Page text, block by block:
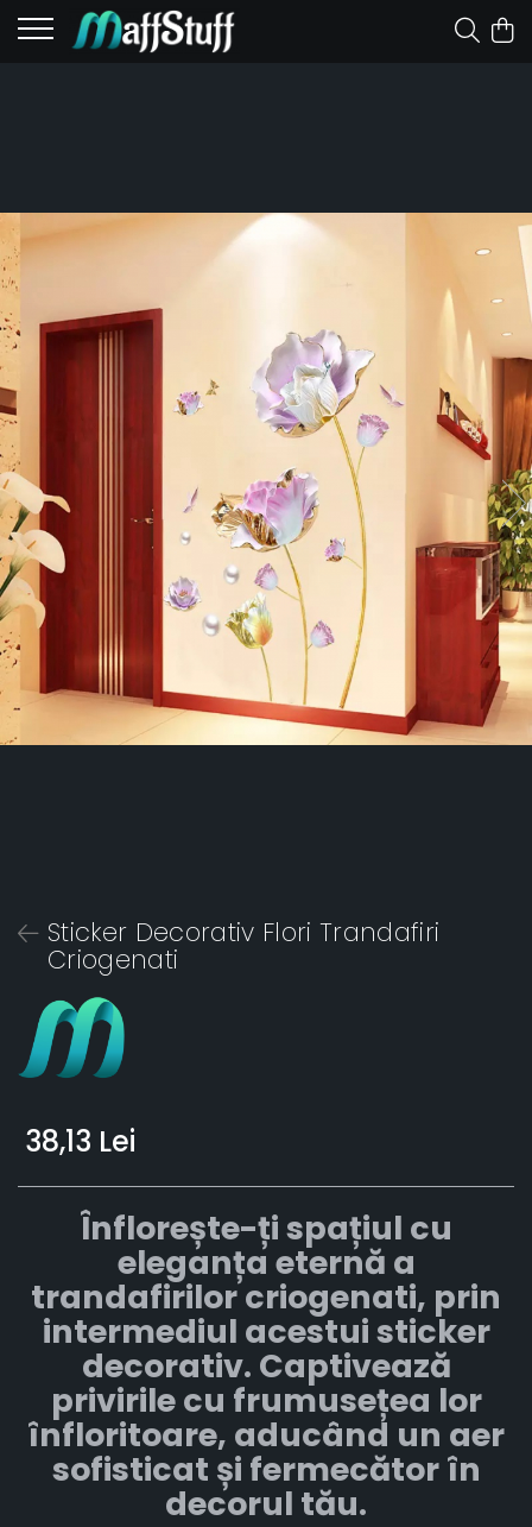
Sticker Decorativ Flori Trandafiri
Criogenati
38,13 Lei
Înflorește-ți spațiul cu
eleganța eternă a
trandafirilor criogenati, prin
intermediul acestui sticker
decorativ. Captivează
privirile cu frumusețea lor
înfloritoare, aducând un aer
sofisticat și fermecător în
decorul tău.